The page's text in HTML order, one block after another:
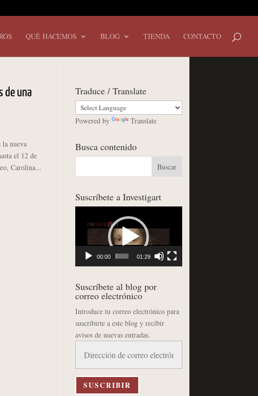
QUÉ HACEMOS BLOG TIENDA CONTACTO
de una
nueva
el 12 de
Carolina...
Traduce / Translate
Powered by Translate
Busca contenido
Suscríbete a Investigart
00:00 01:29
Suscríbete al blog por
correo electrónico
Introduce tu correo electrónico para
suscribirte a este blog y recibir
avisos de nuevas entradas.
correo
electrónico
SUSCRIBIR